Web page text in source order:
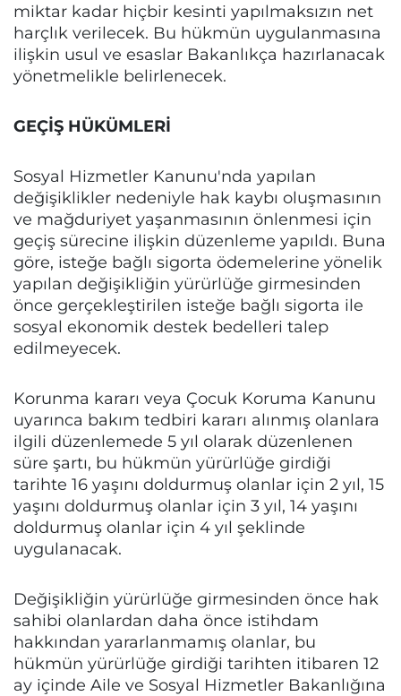
miktar kadar hiçbir kesinti yapılmaksızın net
harçlık verilecek. Bu hükmün uygulanmasına
ilişkin usul ve esaslar Bakanlıkça hazırlanacak
yönetmelikle belirlenecek.
GEÇİŞ HÜKÜMLERİ
Sosyal Hizmetler Kanunu'nda yapılan
değişiklikler nedeniyle hak kaybı oluşmasının
ve mağduriyet yaşanmasının önlenmesi için
geçiş sürecine ilişkin düzenleme yapıldı. Buna
göre, isteğe bağlı sigorta ödemelerine yönelik
yapılan değişikliğin yürürlüğe girmesinden
önce gerçekleştirilen isteğe bağlı sigorta ile
sosyal ekonomik destek bedelleri talep
edilmeyecek.
Korunma kararı veya Çocuk Koruma Kanunu
uyarınca bakım tedbiri kararı alınmış olanlara
ilgili düzenlemede 5 yıl olarak düzenlenen
süre şartı, bu hükmün yürürlüğe girdiği
tarihte 16 yaşını doldurmuş olanlar için 2 yıl, 15
yaşını doldurmuş olanlar için 3 yıl, 14 yaşını
doldurmuş olanlar için 4 yıl şeklinde
uygulanacak.
Değişikliğin yürürlüğe girmesinden önce hak
sahibi olanlardan daha önce istihdam
hakkından yararlanmamış olanlar, bu
hükmün yürürlüğe girdiği tarihten itibaren 12
ay içinde Aile ve Sosyal Hizmetler Bakanlığına